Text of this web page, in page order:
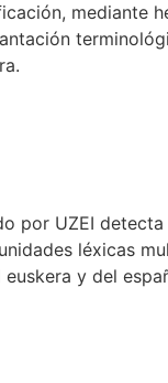
mediante
por UZEI
léxicas
y del